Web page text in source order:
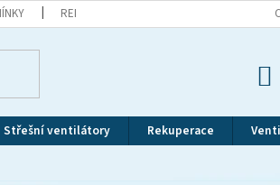
REKLAMAČNÍ ŘÁD
Střešní ventilátory Rekuperace